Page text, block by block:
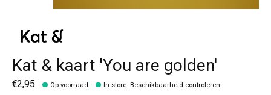
Kat & kaart 'You are golden'
€2,95 Op voorraad In store:Beschikbaarheid controleren